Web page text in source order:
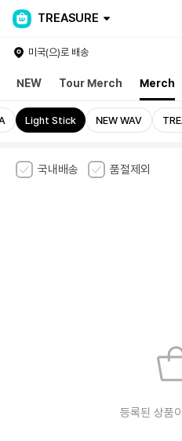
TREASURE
미국(으)로 배송
NEW Tour Merch Merch
Light Stick NEW WAV
국내배송 품절제외
등록된 상품